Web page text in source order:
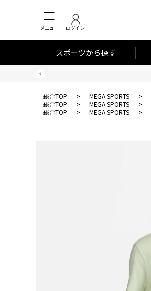
メニュー ログイン
スポーツから探す
総合TOP > MEGA SPORTS >
総合TOP
> MEGA SPORTS >
総合TOP
> MEGA SPORTS >